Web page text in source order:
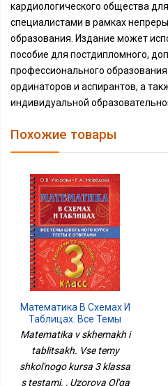
кардиологического общества
специалистами в рамках
образования. Издание может
пособие для постдипломного,
профессионального
ординаторов и аспирантов, а
индивидуальной
Похожие товары
Математика В Схемах И
Таблицах. Все Темы
Школьного Курса 3
Matematika v skhemakh i
tablitsakh. Vse temy
shkol'nogo kursa 3 klassa
s testami. , Uzorova Ol'ga